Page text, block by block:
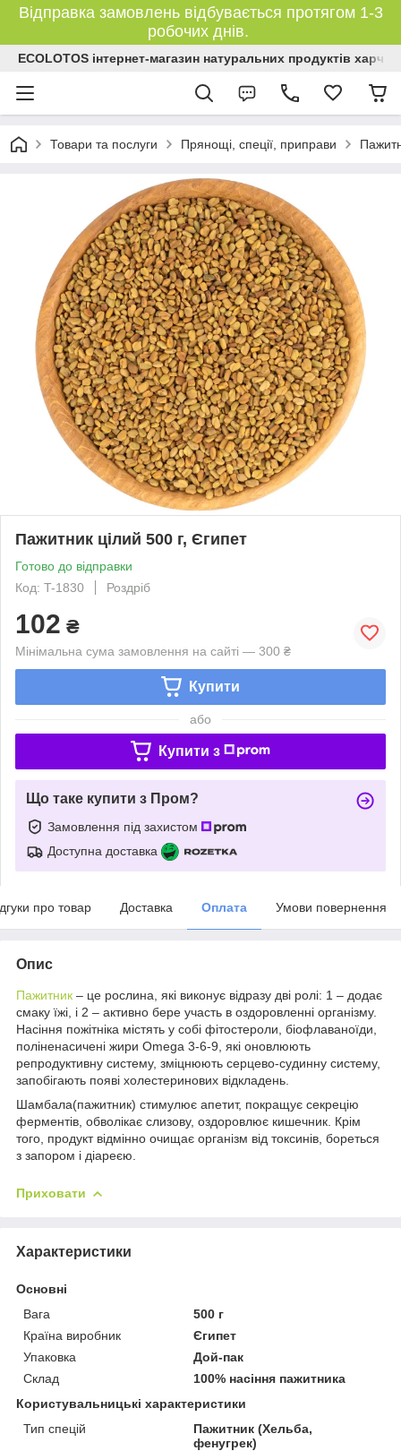
Відправка замовлень відбувається протягом 1-3
робочих днів.
ECOLOTOS інтернет-магазин натуральних продуктів
Товари та послуги Прянощі, спеції, приправи
Пажитник цілий 500 г, Єгипет
Готово до відправки
Код: T-1830
Роздріб
102 ₴
Мінімальна сума замовлення на сайті — 300 ₴
Купити
або
Купити з
Що таке купити з Пром?
Замовлення під захистом
Доступна доставка
про товар Доставка Оплата Умови повернення
Опис
Пажитник – це рослина, які виконує відразу дві ролі: 1 – додає
смаку їжі, і 2 – активно бере участь в оздоровленні організму.
Насіння пожітніка містять у собі фітостероли, біофлаваноїди,
поліненасичені жири Omega 3-6-9, які оновлюють
репродуктивну систему, зміцнюють серцево-судинну систему,
запобігають появі холестеринових відкладень.
Шамбала(пажитник) стимулює апетит, покращує секрецію
ферментів, обволікає слизову, оздоровлює кишечник. Крім
того, продукт відмінно очищає організм від токсинів, бореться
з запором і діареєю.
Приховати
Характеристики
Основні
Вага
500 г
Країна виробник
Єгипет
Упаковка
Дой-пак
Склад
100% насіння пажитника
Користувальницькі характеристики
Тип спецій
Пажитник (Хельба,
фенугрек)